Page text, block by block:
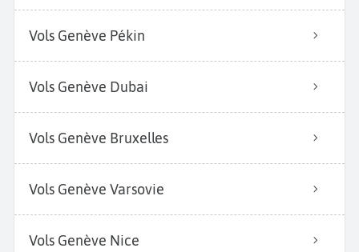
Vols Genève Pékin
Vols Genève Dubai
Vols Genève Bruxelles
Vols Genève Varsovie
Vols Genève Nice